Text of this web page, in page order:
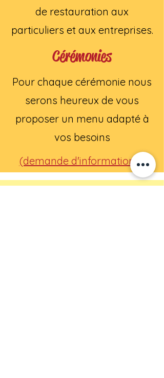
de restauration aux
particuliers et aux entreprises.
Cérémonies
Pour chaque cérémonie nous
serons heureux de vous
proposer un menu adapté à
vos besoins
(demande d'informations).